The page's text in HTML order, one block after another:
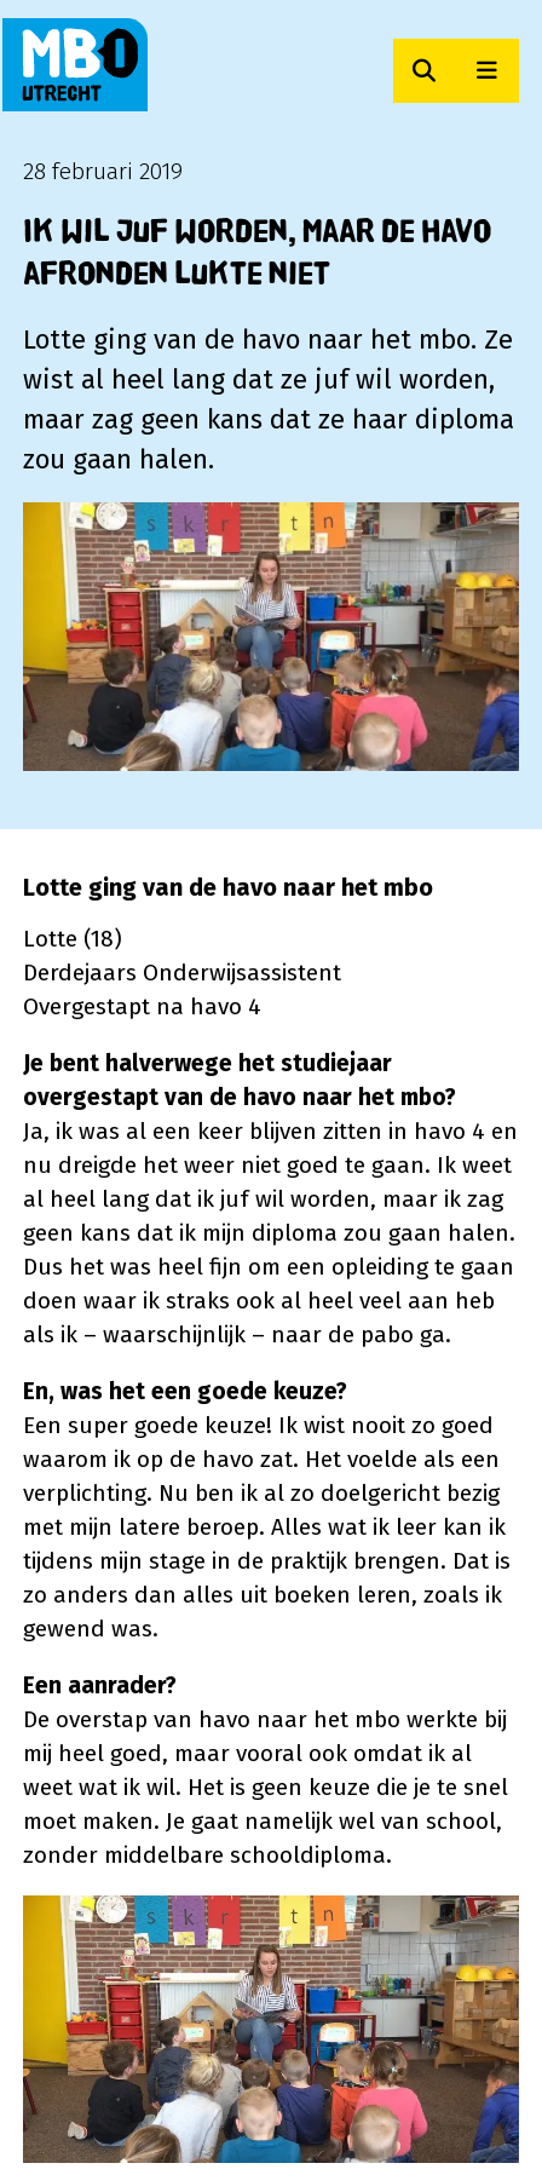
Zoeken
28 februari 2019
Ik wil juf worden, maar de havo
afronden lukte niet
Lotte ging van de havo naar het mbo. Ze
wist al heel lang dat ze juf wil worden,
maar zag geen kans dat ze haar diploma
zou gaan halen.
Lotte ging van de havo naar het mbo
Lotte (18)
Derdejaars Onderwijsassistent
Overgestapt na havo 4
Je bent halverwege het studiejaar
overgestapt van de havo naar het mbo?
Ja, ik was al een keer blijven zitten in havo 4 en
nu dreigde het weer niet goed te gaan. Ik weet
al heel lang dat ik juf wil worden, maar ik zag
geen kans dat ik mijn diploma zou gaan halen.
Dus het was heel fijn om een opleiding te gaan
doen waar ik straks ook al heel veel aan heb
als ik – waarschijnlijk – naar de pabo ga.
En, was het een goede keuze?
Een super goede keuze! Ik wist nooit zo goed
waarom ik op de havo zat. Het voelde als een
verplichting. Nu ben ik al zo doelgericht bezig
met mijn latere beroep. Alles wat ik leer kan ik
tijdens mijn stage in de praktijk brengen. Dat is
zo anders dan alles uit boeken leren, zoals ik
gewend was.
Een aanrader?
De overstap van havo naar het mbo werkte bij
mij heel goed, maar vooral ook omdat ik al
weet wat ik wil. Het is geen keuze die je te snel
moet maken. Je gaat namelijk wel van school,
zonder middelbare schooldiploma.